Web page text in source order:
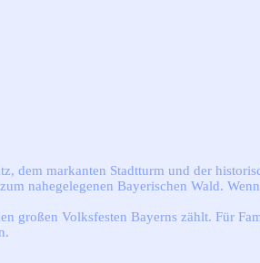
dem markanten Stadtturm und der
nahegelegenen Bayerischen Wald.
großen Volksfesten Bayerns zählt. Für